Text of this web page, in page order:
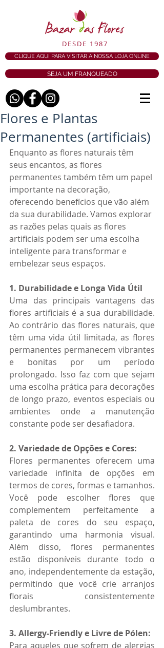
DESDE 1987
CLIQUE AQUI PARA VISITAR A NOSSA LOJA ONLINE
SEJA UM FRANQUEADO
Flores e Plantas
Permanentes (artificiais)
Enquanto as flores naturais têm
seus encantos, as flores
permanentes também têm um papel
importante na decoração,
oferecendo benefícios que vão além
da sua durabilidade. Vamos explorar
as razões pelas quais as flores
artificiais podem ser uma escolha
inteligente para transformar e
embelezar seus espaços.
1. Durabilidade e Longa Vida Útil
Uma das principais vantagens das
flores artificiais é a sua durabilidade.
Ao contrário das flores naturais, que
têm uma vida útil limitada, as flores
permanentes permanecem vibrantes
e bonitas por um período
prolongado. Isso faz com que sejam
uma escolha prática para decorações
de longo prazo, eventos especiais ou
ambientes onde a manutenção
constante pode ser desafiadora.
2. Variedade de Opções e Cores:
Flores permanentes oferecem uma
variedade infinita de opções em
termos de cores, formas e tamanhos.
Você pode escolher flores que
complementem perfeitamente a
paleta de cores do seu espaço,
garantindo uma harmonia visual.
Além disso, flores permanentes
estão disponíveis durante todo o
ano, independentemente da estação,
permitindo que você crie arranjos
florais consistentemente
deslumbrantes.
3. Allergy-Friendly e Livre de Pólen:
Para aqueles que sofrem de alergias